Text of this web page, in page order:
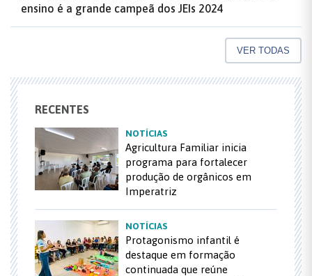
ensino é a grande campeã dos JEIs 2024
VER TODAS
RECENTES
NOTÍCIAS
Agricultura Familiar inicia
programa para fortalecer
produção de orgânicos em
Imperatriz
NOTÍCIAS
Protagonismo infantil é
destaque em formação
continuada que reúne